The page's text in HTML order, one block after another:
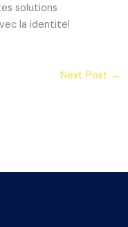
solutions
la identite!
Next Post →